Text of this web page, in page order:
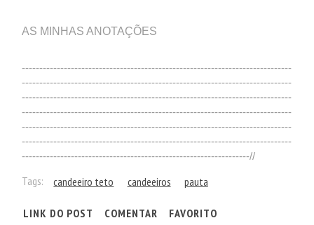
AS MINHAS ANOTAÇÕES
-----------------------------------------------------------------------------
-----------------------------------------------------------------------------
-----------------------------------------------------------------------------
-----------------------------------------------------------------------------
-----------------------------------------------------------------------------
-----------------------------------------------------------------------------
-----------------------------------------------------------------//
Tags: candeeiro teto candeeiros pauta
LINK DO POST COMENTAR FAVORITO